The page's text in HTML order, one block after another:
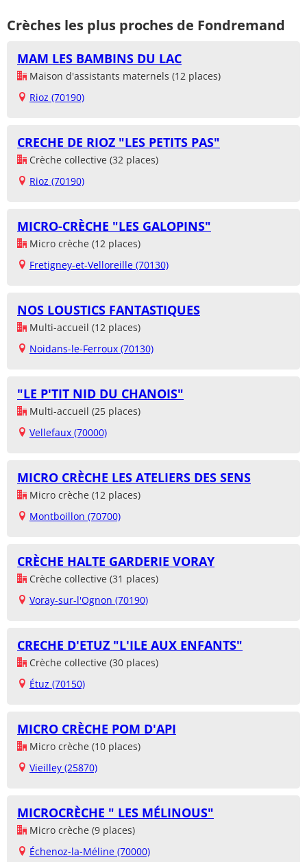
Crèches les plus proches de Fondremand
MAM LES BAMBINS DU LAC
Maison d'assistants maternels (12 places)
Rioz (70190)
CRECHE DE RIOZ "LES PETITS PAS"
Crèche collective (32 places)
Rioz (70190)
MICRO-CRÈCHE "LES GALOPINS"
Micro crèche (12 places)
Fretigney-et-Velloreille (70130)
NOS LOUSTICS FANTASTIQUES
Multi-accueil (12 places)
Noidans-le-Ferroux (70130)
"LE P'TIT NID DU CHANOIS"
Multi-accueil (25 places)
Vellefaux (70000)
MICRO CRÈCHE LES ATELIERS DES SENS
Micro crèche (12 places)
Montboillon (70700)
CRÈCHE HALTE GARDERIE VORAY
Crèche collective (31 places)
Voray-sur-l'Ognon (70190)
CRECHE D'ETUZ "L'ILE AUX ENFANTS"
Crèche collective (30 places)
Étuz (70150)
MICRO CRÈCHE POM D'API
Micro crèche (10 places)
Vieilley (25870)
MICROCRÈCHE " LES MÉLINOUS"
Micro crèche (9 places)
Échenoz-la-Méline (70000)